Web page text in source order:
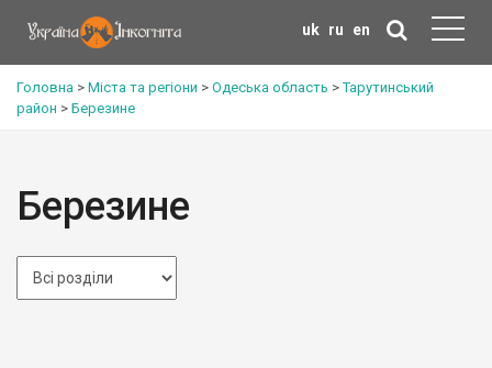
uk ru en
Головна > Міста та регіони > Одеська область >Тарутинський
район > Березине
Березине